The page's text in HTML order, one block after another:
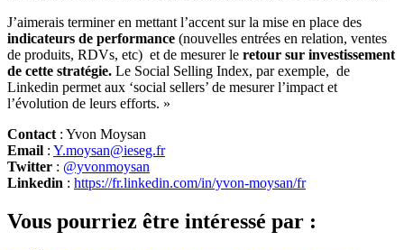
J’aimerais terminer en mettant l’accent sur la mise en place des
indicateurs de performance (nouvelles entrées en relation, ventes
de produits, RDVs, etc) et de mesurer le retour sur investissement
de cette stratégie. Le Social Selling Index, par exemple, de
Linkedin permet aux ‘social sellers’ de mesurer l’impact et
l’évolution de leurs efforts. »
Contact : Yvon Moysan
Email : Y.moysan@ieseg.fr
Twitter : @yvonmoysan
Linkedin : https://fr.linkedin.com/in/yvon-moysan/fr
Vous pourriez être intéressé par :